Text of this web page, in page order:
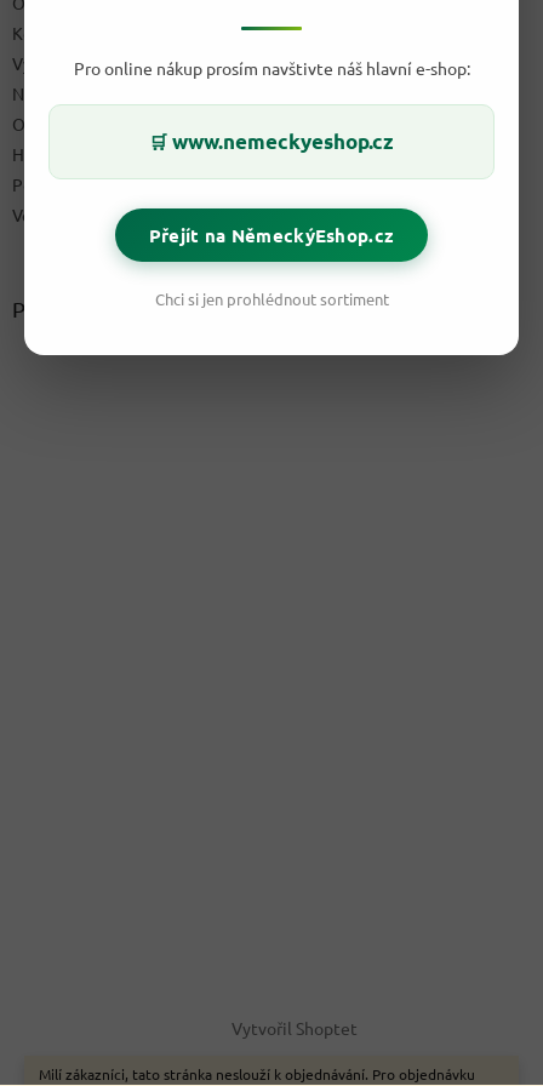
Pro online nákup prosím navštivte náš hlavní e-shop:
🛒 www.nemeckyeshop.cz
Přejít na NěmeckýEshop.cz
Chci si jen prohlédnout sortiment
Milí zákazníci, tato stránka neslouží k objednávání. Pro objednávku
Kontakty
Výdejní místo
Napište nám
Ochrana osobních údajů GDPR
Hodnocení obchodu
Podmínky uplatnění práv z vadného plnění a reklamační řád
Velkoobchod
Přijímáme online platby
Vytvořil Shoptet